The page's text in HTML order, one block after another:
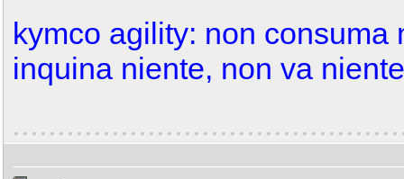
kymco agility: non
inquina niente, non va